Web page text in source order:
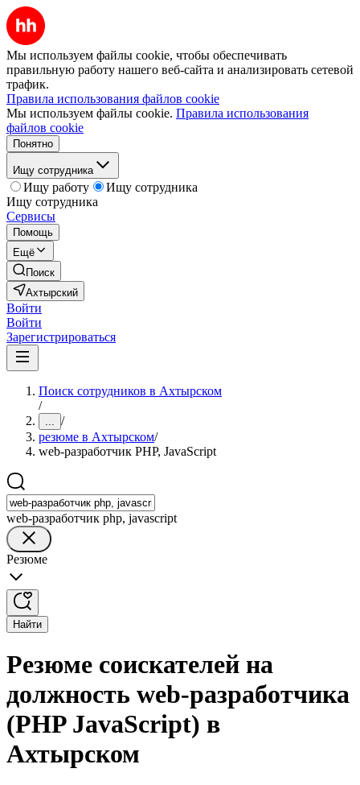
Мы используем файлы cookie, чтобы обеспечивать
правильную работу нашего веб-сайта и анализировать сетевой
трафик.
Правила использования файлов cookie
Мы используем файлы cookie. Правила использования
файлов cookie
Понятно
Ищу сотрудника
Ищу работу
Ищу сотрудника
Ищу сотрудника
Сервисы
Помощь
Ещё
Поиск
Ахтырский
Войти
Войти
Зарегистрироваться
Поиск сотрудников в Ахтырском
/
... /
резюме в Ахтырском/
web-разработчик PHP, JavaScript
web-разработчик php, javascript
Резюме
Найти
Резюме соискателей на
должность web-разработчика
(PHP JavaScript) в
Ахтырском